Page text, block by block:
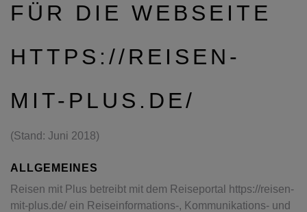
FÜR DIE WEBSEITE
HTTPS://REISEN-
MIT-PLUS.DE/
(Stand: Juni 2018)
ALLGEMEINES
Reisen mit Plus betreibt mit dem Reiseportal https://reisen-
mit-plus.de/ ein Reiseinformations-, Kommunikations- und